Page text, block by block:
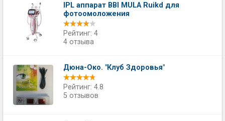
IPL аппарат BBI MULA Ruikd для
фотоомоложения
Рейтинг: 4
4 отзыва
Дюна-Око. "Клуб Здоровья"
Рейтинг: 4.8
5 отзывов